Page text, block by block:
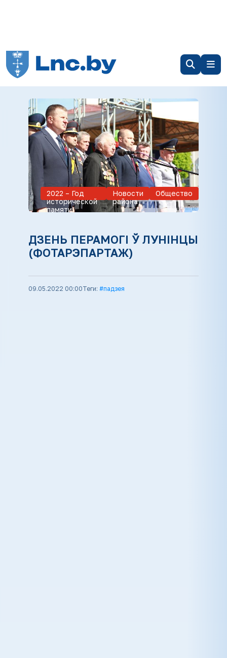
2022 – Год
исторической
памяти
Новости
района
Общество
ДЗЕНЬ ПЕРАМОГІ Ў ЛУНІНЦЫ
(ФОТАРЭПАРТАЖ)
09.05.2022 00:00Теги: #падзея